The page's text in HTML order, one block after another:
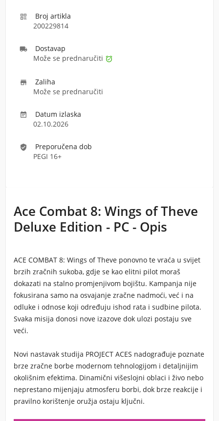

Broj artikla
200229814
 Dostavap
Može se prednaručiti 

Zaliha
Može se prednaručiti

Datum izlaska
02.10.2026
verified_user
Preporučena dob
PEGI 16+
Ace Combat 8: Wings of Theve
Deluxe Edition - PC - Opis
ACE COMBAT 8: Wings of Theve ponovno te vraća u svijet
brzih zračnih sukoba, gdje se kao elitni pilot moraš
dokazati na stalno promjenjivom bojištu. Kampanja nije
fokusirana samo na osvajanje zračne nadmoći, već i na
odluke i odnose koji određuju ishod rata i sudbine pilota.
Svaka misija donosi nove izazove dok ulozi postaju sve
veći.
Novi nastavak studija PROJECT ACES nadograđuje poznate
brze zračne borbe modernom tehnologijom i detaljnijim
okolišnim efektima. Dinamični višeslojni oblaci i živo nebo
neprestano mijenjaju atmosferu borbi, dok brze reakcije i
pravilno korištenje oružja ostaju ključni.